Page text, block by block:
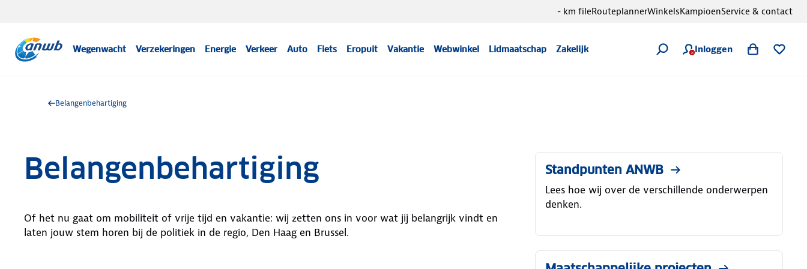
Wegenwacht Verzekeringen Energie Verkeer Auto Fiets Eropuit Vakantie Webwinkel Lidmaatschap Zakelijk Inloggen
- km fileRouteplannerWinkelsKampioenService & contact
Belangenbehartiging
Belangenbehartiging
Of het nu gaat om mobiliteit of vrije tijd en vakantie: wij zetten ons in voor wat jij belangrijk vindt en
laten jouw stem horen bij de politiek in de regio, Den Haag en Brussel.
Standpunten ANWB
Lees hoe wij over de verschillende onderwerpen
denken.